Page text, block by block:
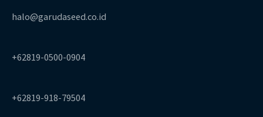
halo@garudaseed.co.id
+62819-0500-0904
+62819-918-79504